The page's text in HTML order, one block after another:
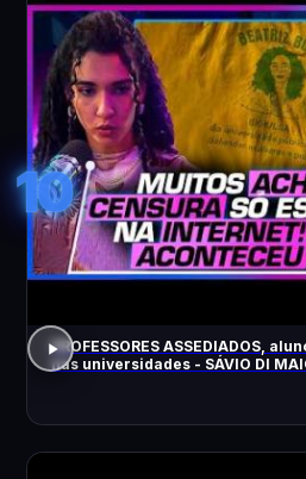
10
PROFESSORES ASSEDIADOS,
nas universidades - SÁVIO DI